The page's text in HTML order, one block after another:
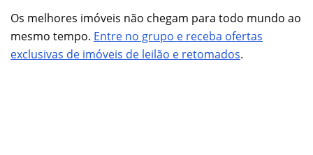
Os melhores imóveis não chegam para todo mundo ao
mesmo tempo. Entre no grupo e receba ofertas
exclusivas de imóveis de leilão e retomados.